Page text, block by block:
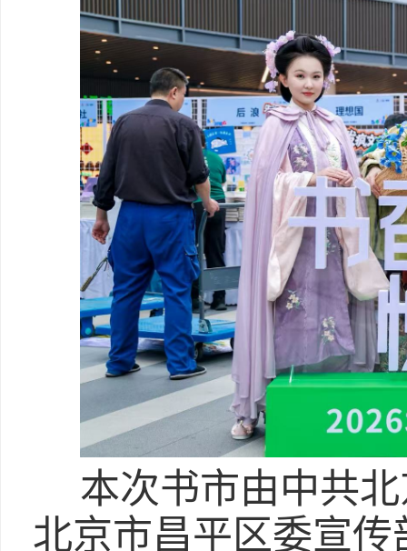
本次书市由中共
北京市昌平区委宣